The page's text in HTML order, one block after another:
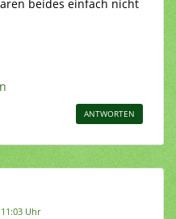
beides einfach nicht
ANTWORTEN
Uhr